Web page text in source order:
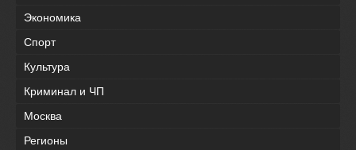
Экономика
Спорт
Культура
Криминал и ЧП
Москва
Регионы